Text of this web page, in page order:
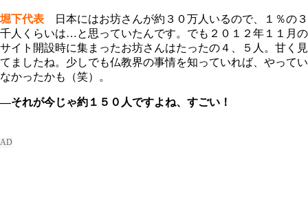
堀下代表 日本にはお坊さんが約３０万人いるので、１％の３
千人くらいは…と思っていたんです。でも２０１２年１１月の
サイト開設時に集まったお坊さんはたったの４、５人。甘く見
てましたね。少しでも仏教界の事情を知っていれば、やってい
なかったかも（笑）。
―それが今じゃ約１５０人ですよね、すごい！